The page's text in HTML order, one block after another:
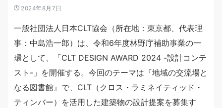
2024年8月7日
一般社団法人日本CLT協会（所在地：東京都、代表理
事：中島浩一郎）は、令和6年度林野庁補助事業の一
環として、「CLT DESIGN AWARD 2024 -設計コンテ
スト-」を開催する。今回のテーマは『地域の交流場と
なる図書館』で、CLT（クロス・ラミネイティッド・
ティンバー）を活用した建築物の設計提案を募集す